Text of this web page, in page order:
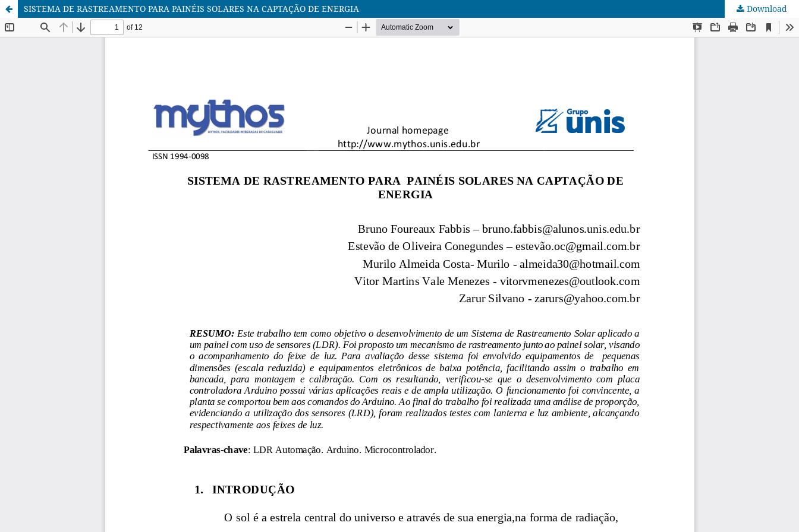
SISTEMA DE RASTREAMENTO PARA PAINÉIS SOLARES NA CAPTAÇÃO DE ENERGIA Download